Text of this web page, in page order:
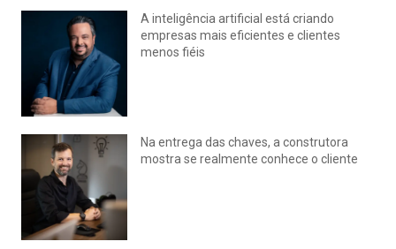
A inteligência artificial está criando
empresas mais eficientes e clientes
menos fiéis
Na entrega das chaves, a construtora
mostra se realmente conhece o cliente